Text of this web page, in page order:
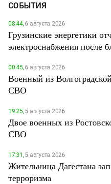
СОБЫТИЯ
08:44,6 августа 2026
Грузинские энергетики
электроснабжения после
00:45,6 августа 2026
Военный из
СВО
19:25,5 августа 2026
Двое военных из
СВО
17:31,5 августа 2026
Жительница Дагестана
терроризма